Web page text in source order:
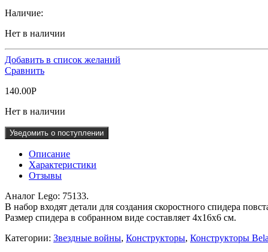
Наличие:
Нет в наличии
Добавить в список желаний
Сравнить
140.00Р
Нет в наличии
Уведомить о поступлении
Описание
Характеристики
Отзывы
Аналог Lego: 75133.
В набор входят детали для создания скоростного спидера
Размер спидера в собранном виде составляет 4х16х6 см.
Категории: Звездные войны, Конструкторы, Конструкторы Bela